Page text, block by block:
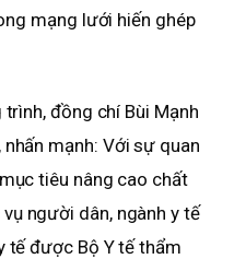
mạng lưới hiến ghép
đồng chí Bùi Mạnh
nhấn mạnh: Với sự quan
tiêu nâng cao chất
người dân, ngành y tế
tế được Bộ Y tế thẩm